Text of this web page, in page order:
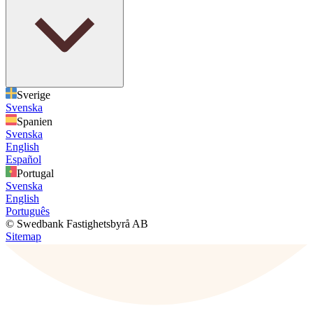
Sverige
Svenska
Spanien
Svenska
English
Español
Portugal
Svenska
English
Português
© Swedbank Fastighetsbyrå AB
Sitemap